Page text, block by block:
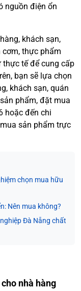
nguồn điện ổn
khách sạn,
thực phẩm
tế để cung cấp
bạn sẽ lựa chọn
khách sạn, quán
phẩm, đặt mua
hoặc đến chi
sản phẩm trực
chọn mua hữu
Nên mua không?
Đà Nẵng chất
nhà hàng